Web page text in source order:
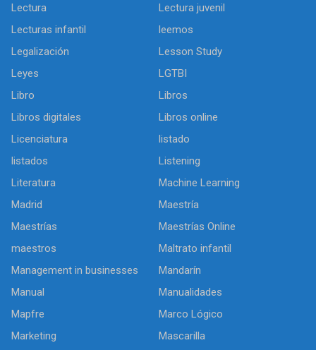
Lectura
Lectura juvenil
Lecturas infantil
leemos
Legalización
Lesson Study
Leyes
LGTBI
Libro
Libros
Libros digitales
Libros online
Licenciatura
listado
listados
Listening
Literatura
Machine Learning
Madrid
Maestría
Maestrías
Maestrías Online
maestros
Maltrato infantil
Management in businesses
Mandarín
Manual
Manualidades
Mapfre
Marco Lógico
Marketing
Mascarilla